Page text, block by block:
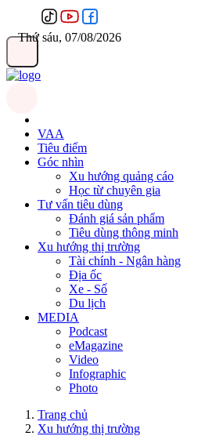
Thứ sáu, 07/08/2026
VAA
Tiêu điểm
Góc nhìn
Xu hướng quảng cáo
Học từ chuyên gia
Tư vấn tiêu dùng
Đánh giá sản phẩm
Tiêu dùng thông minh
Xu hướng thị trường
Tài chính - Ngân hàng
Địa ốc
Xe - Số
Du lịch
MEDIA
Podcast
eMagazine
Video
Infographic
Photo
Trang chủ
Xu hướng thị trường